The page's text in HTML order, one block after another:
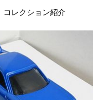
レクション紹介